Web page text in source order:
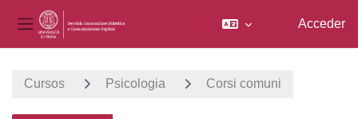
Panel lateral
Acceder
Cursos Psicologia Corsi comuni